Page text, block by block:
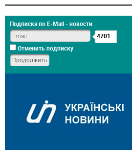
Подписка по E-Mail - новости
4701
Отменить подписку